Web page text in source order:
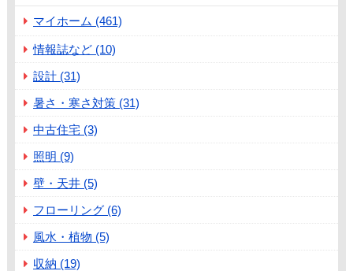
マイホーム (461)
情報誌など (10)
設計 (31)
暑さ・寒さ対策 (31)
中古住宅 (3)
照明 (9)
壁・天井 (5)
フローリング (6)
風水・植物 (5)
収納 (19)